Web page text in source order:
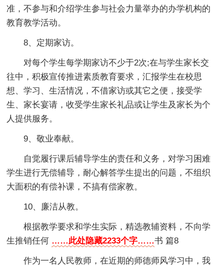
准，不参与和介绍学生参与社会力量举办的办学机构的
教育教学活动。
8、定期家访。
对每个学生每学期家访不少于2次;在与学生家长交
往中，积极宣传推进素质教育要求，汇报学生在校思
想、学习、生活情况，不借家访或其它之便，接受学
生、家长宴请，收受学生家长礼品或让学生及家长为个
人提供服务。
9、敬业奉献。
自觉履行课后辅导学生的责任和义务，对学习困难
学生进行无偿辅导，耐心解答学生提出的问题，不组织
大面积的有偿补课，不搞有偿家教。
10、廉洁从教。
根据教学要求和学生实际，精选教辅资料，不向学
生推销任何 ……此处隐藏2233个字……书 篇8
作为一名人民教师，在近期的师德师风学习中，我